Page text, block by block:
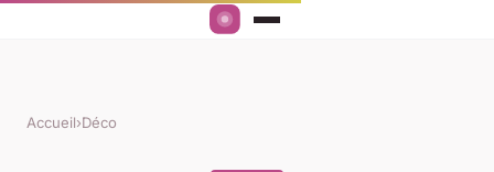
Accueil›Déco